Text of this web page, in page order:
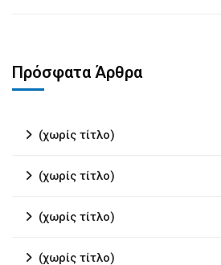
Πρόσφατα Άρθρα
(χωρίς τίτλο)
(χωρίς τίτλο)
(χωρίς τίτλο)
(χωρίς τίτλο)